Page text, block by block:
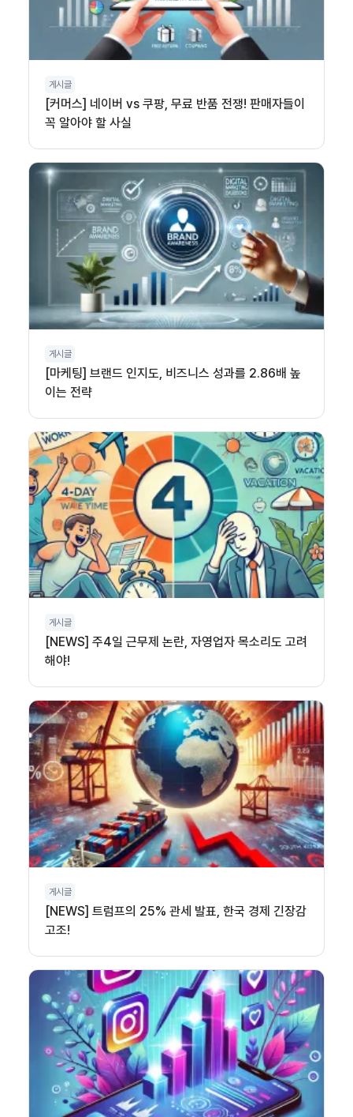
게시글
[커머스] 네이버 vs 쿠팡, 무료 반품 전쟁! 판매자들이
꼭 알아야 할 사실
게시글
[마케팅] 브랜드 인지도, 비즈니스 성과를 2.86배 높
이는 전략
게시글
[NEWS] 주4일 근무제 논란, 자영업자 목소리도 고려
해야!
게시글
[NEWS] 트럼프의 25% 관세 발표, 한국 경제 긴장감
고조!